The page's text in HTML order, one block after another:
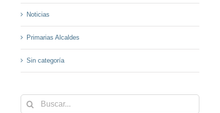
Noticias
Primarias Alcaldes
Sin categoría
Buscar: